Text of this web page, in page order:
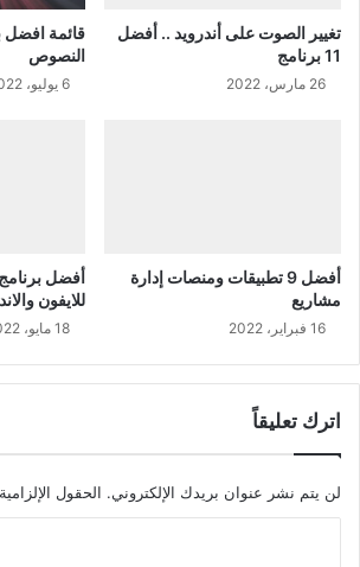
تغيير الصوت على أندرويد .. أفضل
11 برنامج
26 مارس، 2022
قائمة افضل
النصوص
6 يوليو، 2022
أفضل 9 تطبيقات ومنصات إدارة
مشاريع
16 فبراير، 2022
أفضل
للايفون
18 مايو، 2022
اترك تعليقاً
لن يتم نشر عنوان بريدك الإلكتروني. الحقول